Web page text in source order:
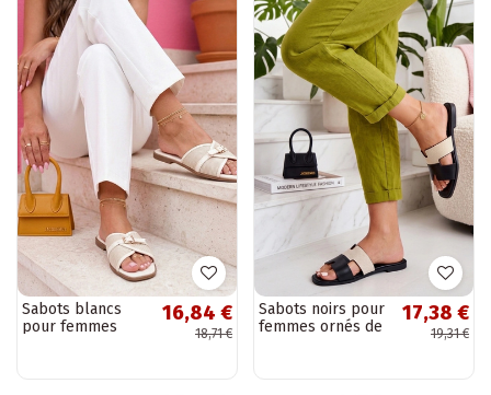
Sabots blancs
pour femmes
16,84 €
18,71 €
Sabots noirs pour
femmes ornés de
17,38 €
19,31 €